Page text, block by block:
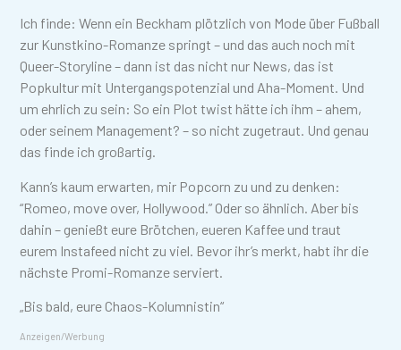
Ich finde: Wenn ein Beckham plötzlich von Mode über Fußball
zur Kunstkino-Romanze springt – und das auch noch mit
Queer-Storyline – dann ist das nicht nur News, das ist
Popkultur mit Untergangspotenzial und Aha-Moment. Und
um ehrlich zu sein: So ein Plot twist hätte ich ihm – ahem,
oder seinem Management? – so nicht zugetraut. Und genau
das finde ich großartig.
Kann’s kaum erwarten, mir Popcorn zu und zu denken:
“Romeo, move over, Hollywood.” Oder so ähnlich. Aber bis
dahin – genießt eure Brötchen, eueren Kaffee und traut
eurem Instafeed nicht zu viel. Bevor ihr’s merkt, habt ihr die
nächste Promi-Romanze serviert.
„Bis bald, eure Chaos-Kolumnistin“
Anzeigen/Werbung